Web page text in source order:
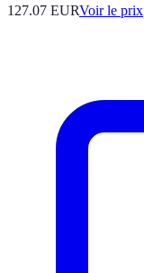
127.07 EURVoir le prix